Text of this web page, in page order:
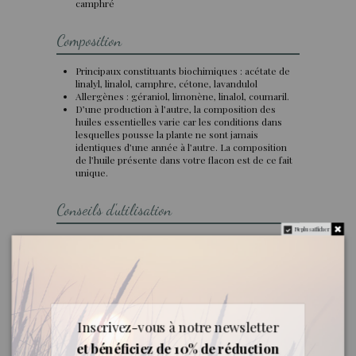
camphré
Composition
Principaux constituants biochimiques : acétate de
linalyl, linalol, camphre, cétone, lavandulol
Allergènes : géraniol, limonène, linalol, coumaril.
D’une production à l’autre, la composition des
huiles essentielles varie car les conditions dans
lesquelles pousse la plante ne sont jamais
identiques d’une année à l’autre. La composition
de l’huile présente dans votre flacon est de ce fait
unique.
Conseils d'utilisation
Usages : cutané en massages (toujours dilué
Conservation : à conserver à l’abri de la lumière,
de la chaleur et de l’air.
Précautions d'emploi
Ne plus afficher
Inscrivez-vous à notre newsletter
et bénéficiez de 10% de réduction